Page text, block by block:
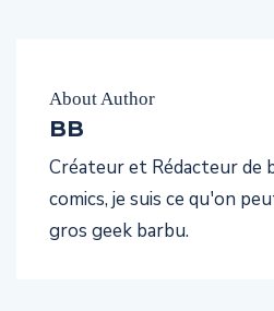
About Author
BB
Créateur et Rédacteur de
comics, je suis ce qu'on
gros geek barbu.